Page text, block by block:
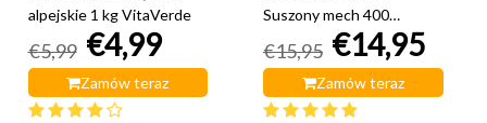
alpejskie 1 kg VitaVerde
€5,99 €4,99
Zamów teraz
Suszony mech 400
€15,95 €14,95
Zamów teraz